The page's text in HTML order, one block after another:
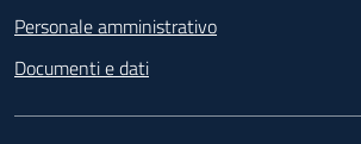
Personale amministrativo
Documenti e dati